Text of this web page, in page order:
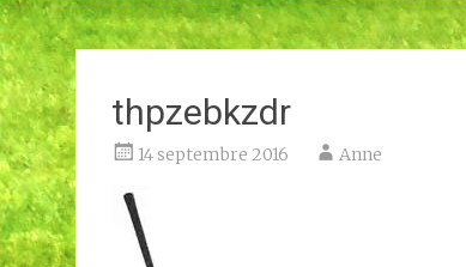
thpzebkzdr
14 septembre 2016 Anne